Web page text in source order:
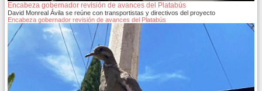
Encabeza gobernador revisión de avances del Platabús
David Monreal Ávila se reúne con transportistas y directivos del proyecto
Encabeza gobernador revisión de avances del Platabús